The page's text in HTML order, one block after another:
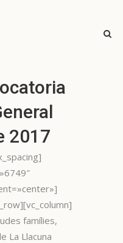
2017
famílies,
La Llacuna